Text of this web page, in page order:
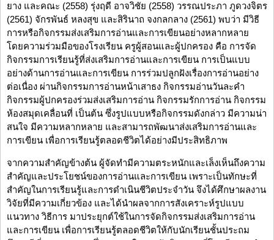
ยาง และคณะ (2558) รุ่งฤดี อาจวิชัย (2558) วรรณประภา ภูดวงจิตร
(2561) จักรพันธ์ หลงสุข และสิรินาถ จงกลกลาง (2561) พบว่า มีวิธี
การหรือกิจกรรมส่งเสริมการอ่านและการเขียนอย่างหลากหลาย
โดยความร่วมมือของโรงเรียน ครูผู้สอนและผู้ปกครอง คือ การจัด
กิจกรรมการเรียนรู้ที่ส่งเสริมการอ่านและการเขียน การเป็นแบบ
อย่างด้านการอ่านและการเขียน การร่วมปลูกฝังเรื่องการอ่านอย่าง
ต่อเนื่อง ผ่านกิจกรรมการอ่านหน้าเสาธง กิจกรรมอ่านวันละคำ
กิจกรรมผู้ปกครองร่วมส่งเสริมการอ่าน กิจกรรมรักการอ่าน กิจกรรม
ห้องสมุดเคลื่อนที่ เป็นต้น ซึ่งรูปแบบหรือกิจกรรมดังกล่าว มีความน่า
สนใจ มีความหลากหลาย และสามารถพัฒนาส่งเสริมการอ่านและ
การเขียน เพื่อการเรียนรู้ตลอดชีวิตได้อย่างมีประสิทธิภาพ
จากความสำคัญข้างต้น ผู้จัดทำมีความตระหนักและเล็งเห็นถึงความ
สำคัญและประโยชน์ของการอ่านและการเขียน เพราะเป็นทักษะที่
สำคัญในการเรียนรู้และการดำเนินชีวิตประจำวัน จึงได้ศึกษาผลงาน
วิจัยที่มีความเกี่ยวข้อง และได้นำผลจากการสังเคราะห์รูปแบบ
แนวทาง วิธีการ มาประยุกต์ใช้ในการจัดกิจกรรมส่งเสริมการอ่าน
และการเขียน เพื่อการเรียนรู้ตลอดชีวิตให้กับนักเรียนชั้นประถม